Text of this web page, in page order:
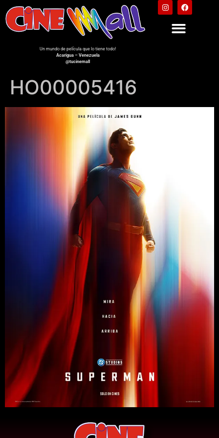
Un mundo de película que lo tiene todo!
Acarigua – Venezuela
@tucinemall
HO00005416